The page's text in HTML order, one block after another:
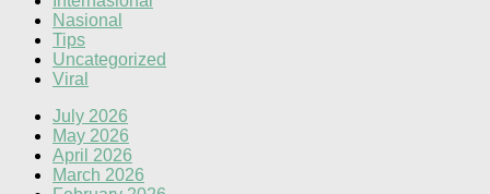
Nasional
Tips
Uncategorized
Viral
July 2026
May 2026
April 2026
March 2026